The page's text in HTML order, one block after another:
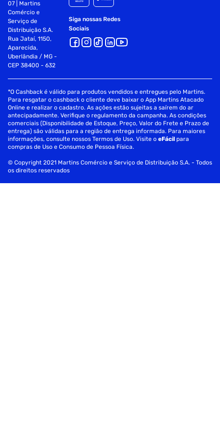
07 | Martins
Comércio e
Serviço de
Distribuição S.A.
Rua Jataí, 1150,
Aparecida,
Uberlândia / MG -
CEP 38400 - 632
Siga nossas Redes
Sociais
*O Cashback é válido para produtos vendidos e entregues pelo Martins.
Para resgatar o cashback o cliente deve baixar o App Martins Atacado
Online e realizar o cadastro. As ações estão sujeitas a saírem do ar
antecipadamente. Verifique o regulamento da campanha. As condições
comerciais (Disponibilidade de Estoque, Preço, Valor do Frete e Prazo de
entrega) são válidas para a região de entrega informada. Para maiores
informações, consulte nossos Termos de Uso. Visite oeFácil para
compras de Uso e Consumo de Pessoa Física.
© Copyright 2021 Martins Comércio e Serviço de Distribuição S.A. - Todos
os direitos reservados